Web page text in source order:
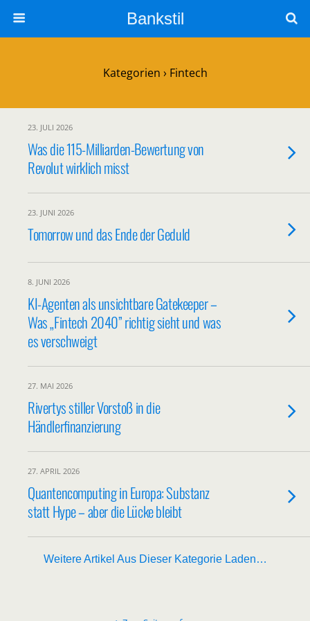
Bankstil
Kategorien › Fintech
23. JULI 2026
Was die 115-Mil­li­ar­den-Bewer­tung von
Revo­lut wirk­lich misst
23. JUNI 2026
Tomor­row und das Ende der Geduld
8. JUNI 2026
KI-Agen­ten als unsicht­ba­re Gate­kee­per –
Was „Fin­tech 2040” rich­tig sieht und was
es verschweigt
27. MAI 2026
River­tys stil­ler Vor­stoß in die
Händlerfinanzierung
27. APRIL 2026
Quan­ten­com­pu­ting in Euro­pa: Sub­stanz
statt Hype – aber die Lücke bleibt
Weitere Artikel Aus Dieser Kategorie Laden…